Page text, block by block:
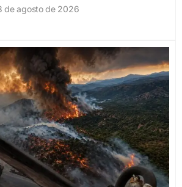
de agosto de 2026